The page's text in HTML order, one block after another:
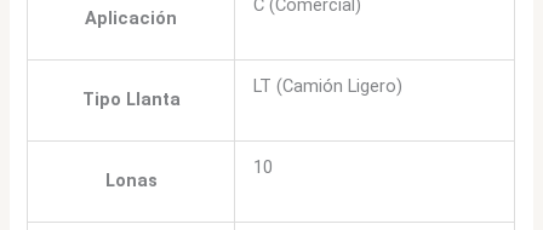
Aplicación
C (Comercial)
Tipo Llanta
LT (Camión Ligero)
Lonas
10